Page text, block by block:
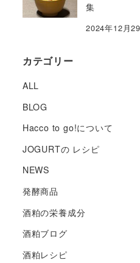
集
2024年12月
カテゴリー
ALL
BLOG
Hacco to go!について
JOGURTの レシピ
NEWS
発酵商品
酒粕の栄養成分
酒粕ブログ
酒粕レシピ